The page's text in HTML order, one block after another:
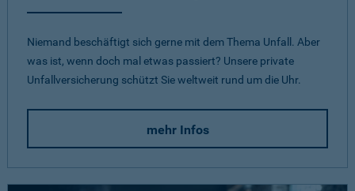
Niemand beschäftigt sich gerne mit dem Thema Unfall. Aber
was ist, wenn doch mal etwas passiert? Unsere private
Unfallversicherung schützt Sie weltweit rund um die Uhr.
mehr Infos